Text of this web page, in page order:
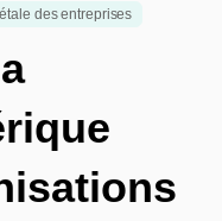
des entreprises